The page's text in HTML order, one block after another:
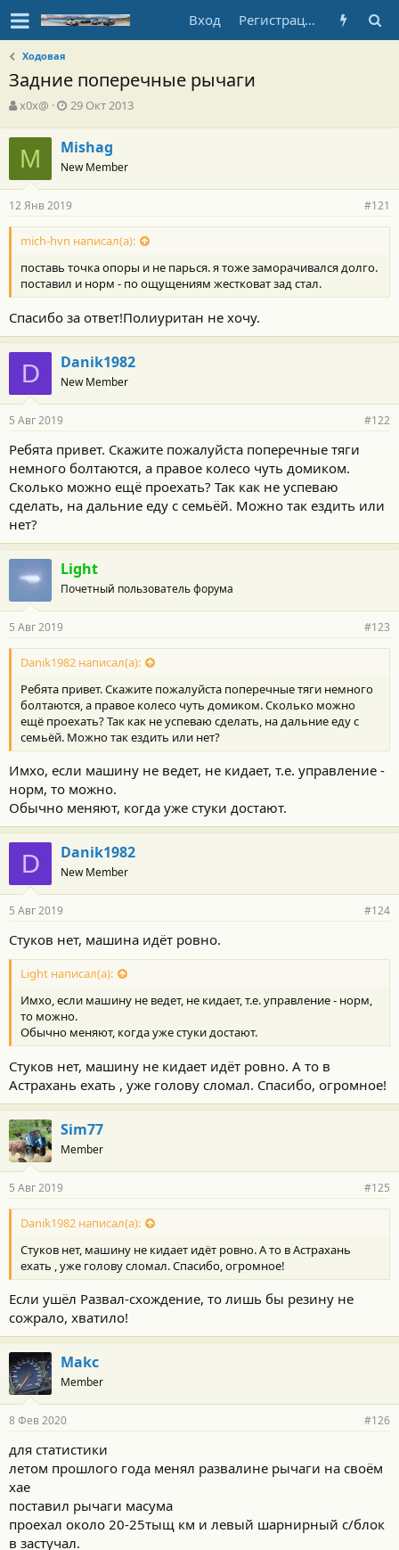
Вход Регистрация
Ходовая
Задние поперечные рычаги
А
т
о
р
т
е
м
ы
x0x@
Д
а
н
ч
а
л
а
29 Окт 2013
M Mishag
New Member
12 Янв 2019 #121
mich-hvn написал(а):
поставь точка опоры и не парься. я тоже заморачивался долго.
поставил и норм - по ощущениям жестковат зад стал.
Спасибо за ответ!Полиуритан не хочу.
D Danik1982
New Member
5 Авг 2019 #122
Ребята привет. Скажите пожалуйста поперечные тяги
немного болтаются, а правое колесо чуть домиком.
Сколько можно ещё проехать? Так как не успеваю
сделать, на дальние еду с семьёй. Можно так ездить или
нет?
Light
Почетный пользователь форума
5 Авг 2019 #123
Danik1982 написал(а):
Ребята привет. Скажите пожалуйста поперечные тяги немного
болтаются, а правое колесо чуть домиком. Сколько можно
ещё проехать? Так как не успеваю сделать, на дальние еду с
семьёй. Можно так ездить или нет?
Имхо, если машину не ведет, не кидает, т.е. управление -
норм, то можно.
Обычно меняют, когда уже стуки достают.
D Danik1982
New Member
5 Авг 2019 #124
Стуков нет, машина идёт ровно.
Light написал(а):
Имхо, если машину не ведет, не кидает, т.е. управление - норм,
то можно.
Обычно меняют, когда уже стуки достают.
Стуков нет, машину не кидает идёт ровно. А то в
Астрахань ехать , уже голову сломал. Спасибо, огромное!
Sim77
Member
5 Авг 2019 #125
Danik1982 написал(а):
Стуков нет, машину не кидает идёт ровно. А то в Астрахань
ехать , уже голову сломал. Спасибо, огромное!
Если ушёл Развал-схождение, то лишь бы резину не
сожрало, хватило!
Makc
Member
8 Фев 2020 #126
для статистики
летом прошлого года менял развалине рычаги на своём
хае
поставил рычаги масума
проехал около 20-25тыщ км и левый шарнирный с/блок
в застучал.